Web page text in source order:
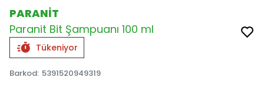
PARANİT
Paranit Bit Şampuanı 100 ml
Tükeniyor
Barkod: 5391520949319